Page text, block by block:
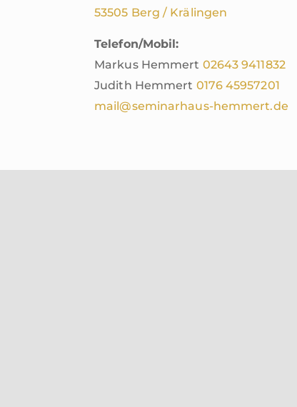
53505 Berg / Krälingen
Telefon/Mobil:
Markus Hemmert 02643 9411832
Judith Hemmert 0176 45957201
mail@seminarhaus-hemmert.de